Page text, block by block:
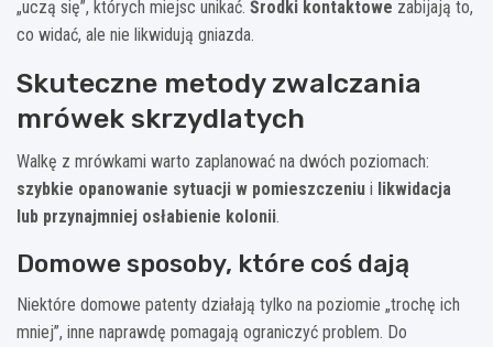
„uczą się”, których miejsc unikać. Środki kontaktowe zabijają to,
co widać, ale nie likwidują gniazda.
Skuteczne metody zwalczania
mrówek skrzydlatych
Walkę z mrówkami warto zaplanować na dwóch poziomach:
szybkie opanowanie sytuacji w pomieszczeniu i likwidacja
lub przynajmniej osłabienie kolonii.
Domowe sposoby, które coś dają
Niektóre domowe patenty działają tylko na poziomie „trochę ich
mniej”, inne naprawdę pomagają ograniczyć problem. Do